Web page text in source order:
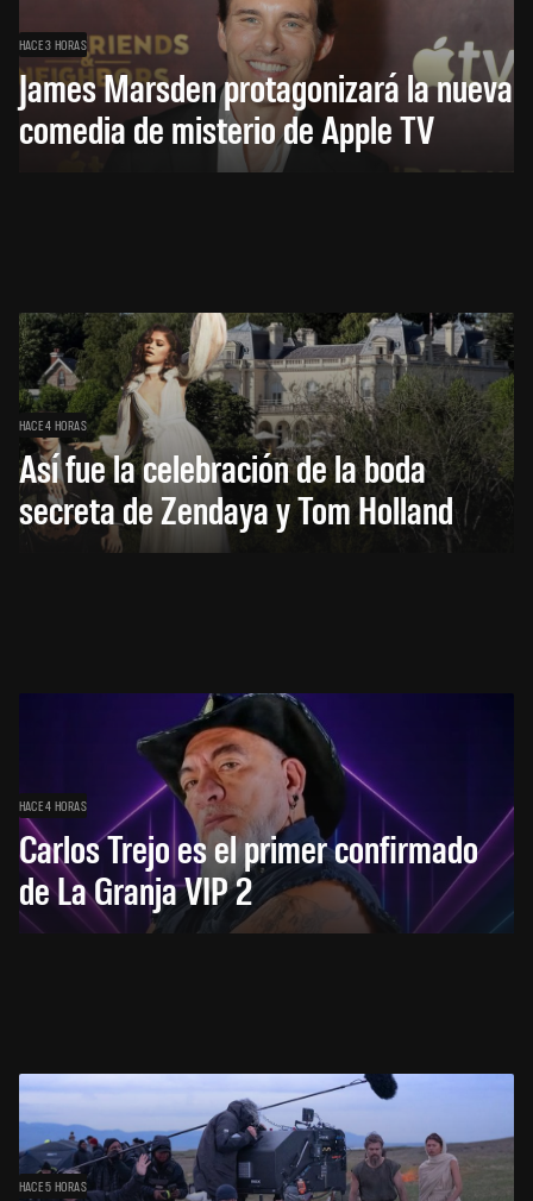
HACE 3 HORAS
James Marsden protagonizará la nueva
comedia de misterio de Apple TV
HACE 4 HORAS
Así fue la celebración de la boda
secreta de Zendaya y Tom Holland
HACE 4 HORAS
Carlos Trejo es el primer confirmado
de La Granja VIP 2
HACE 5 HORAS